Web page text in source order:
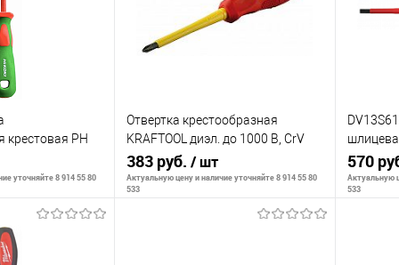
крестовая PH
EN 60900/DIN
уточняйте 8 914 55 80
Отвертка крестообразная
KRAFTOOL диэл. до 1000 В, CrV
150мм
383 руб. / шт
Актуальную цену и наличие уточняйте 8 914 55 80
533
570
Актуальную
533